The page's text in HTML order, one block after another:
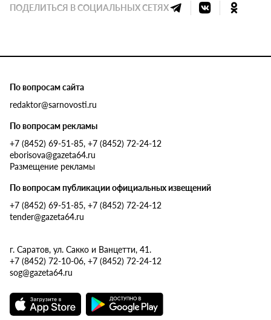
ПОДЕЛИТЬСЯ В СОЦИАЛЬНЫХ СЕТЯХ
По вопросам сайта
redaktor@sarnovosti.ru
По вопросам рекламы
+7 (8452) 69-51-85, +7 (8452) 72-24-12
eborisova@gazeta64.ru
Размещение рекламы
По вопросам публикации официальных извещений
+7 (8452) 69-51-85, +7 (8452) 72-24-12
tender@gazeta64.ru
г. Саратов, ул. Сакко и Ванцетти, 41.
+7 (8452) 72-10-06, +7 (8452) 72-24-12
sog@gazeta64.ru